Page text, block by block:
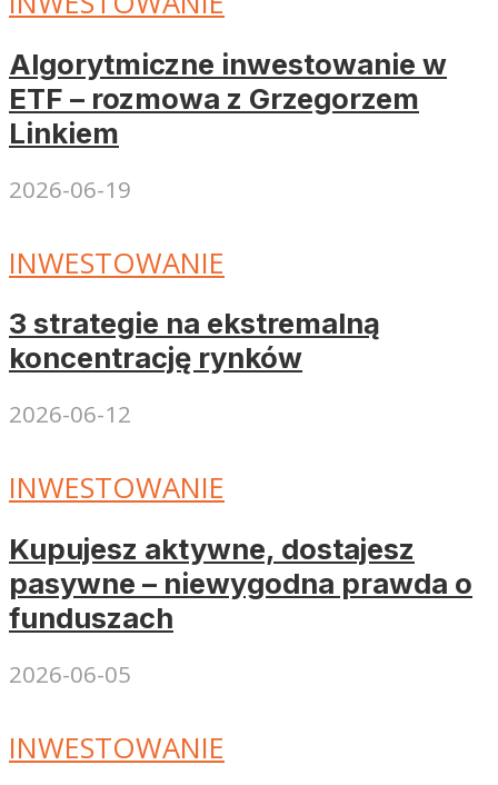
Algorytmiczne inwestowanie w
ETF – rozmowa z Grzegorzem
Linkiem
2026-06-19
INWESTOWANIE
3 strategie na ekstremalną
koncentrację rynków
2026-06-12
INWESTOWANIE
Kupujesz aktywne, dostajesz
pasywne – niewygodna prawda o
funduszach
2026-06-05
INWESTOWANIE